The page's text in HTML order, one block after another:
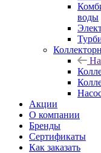
воды
Акции
О компании
Бренды
Сертификаты
Как заказать